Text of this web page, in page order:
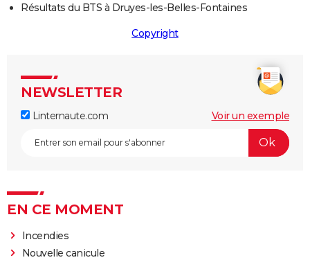
Résultats du BTS à Druyes-les-Belles-Fontaines
Copyright
NEWSLETTER
Linternaute.com Voir un exemple
EN CE MOMENT
Incendies
Nouvelle canicule